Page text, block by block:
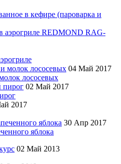
в кефире (пароварка и
04 Май 2017
лососевых
02 Май 2017
2017
30 Апр 2017
яблока
02 Май 2013